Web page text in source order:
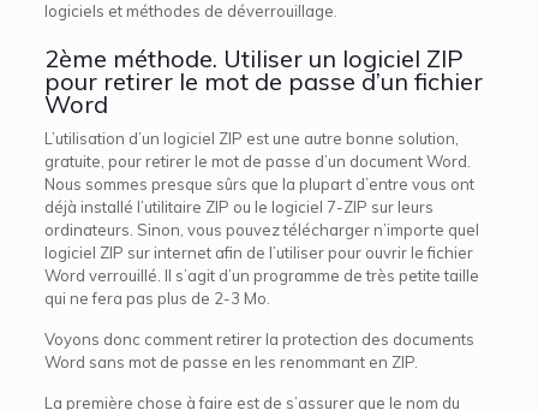
logiciels et méthodes de déverrouillage.
2ème méthode. Utiliser un logiciel ZIP
pour retirer le mot de passe d’un fichier
Word
L’utilisation d’un logiciel ZIP est une autre bonne solution,
gratuite, pour retirer le mot de passe d’un document Word.
Nous sommes presque sûrs que la plupart d’entre vous ont
déjà installé l’utilitaire ZIP ou le logiciel 7-ZIP sur leurs
ordinateurs. Sinon, vous pouvez télécharger n’importe quel
logiciel ZIP sur internet afin de l’utiliser pour ouvrir le fichier
Word verrouillé. Il s’agit d’un programme de très petite taille
qui ne fera pas plus de 2-3 Mo.
Voyons donc comment retirer la protection des documents
Word sans mot de passe en les renommant en ZIP.
La première chose à faire est de s’assurer que le nom du